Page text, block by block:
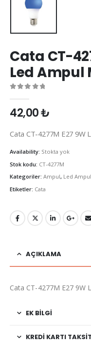
Cata CT-
Led Ampul
42,00₺
Cata CT-4277M E27 9W
Availability: Stokta yok
Stok kodu: CT-4277M
Kategoriler: Ampul, Led Ampul
Etiketler: Cata
AÇIKLAMA
Cata CT-4277M E27 9W
EK BILGI
KREDI KARTI